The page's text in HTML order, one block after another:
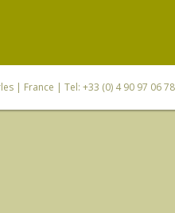
| France | Tel: +33 (0) 4 90 97 06